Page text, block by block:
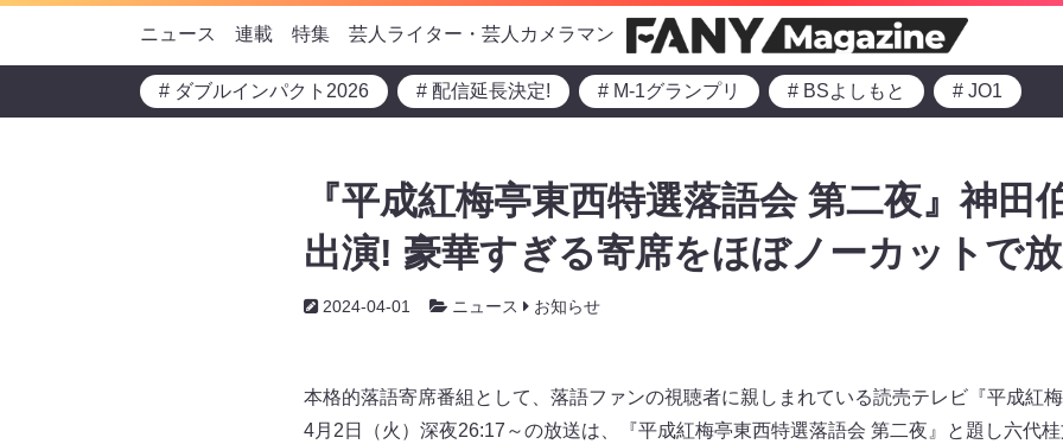
ニュース 連載 特集 芸人ライター・芸人カメラマン
# ダブルインパクト2026 # 配信延長決定! # M-1グランプリ # BSよしもと # JO1
『平成紅梅亭東西特選落語会 第二夜』神田
出演! 豪華すぎる寄席をほぼノーカットで
2024-04-01 ニュース お知らせ
本格的落語寄席番組として、落語ファンの視聴者に親しまれている読売テレビ『平成紅
4月2日（火）深夜26:17～の放送は、『平成紅梅亭東西特選落語会 第二夜』と題し六代